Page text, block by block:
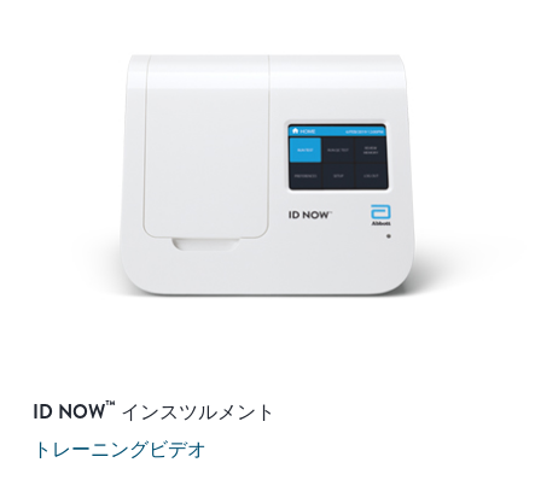
ID NOW™ インスツルメント
トレーニングビデオ